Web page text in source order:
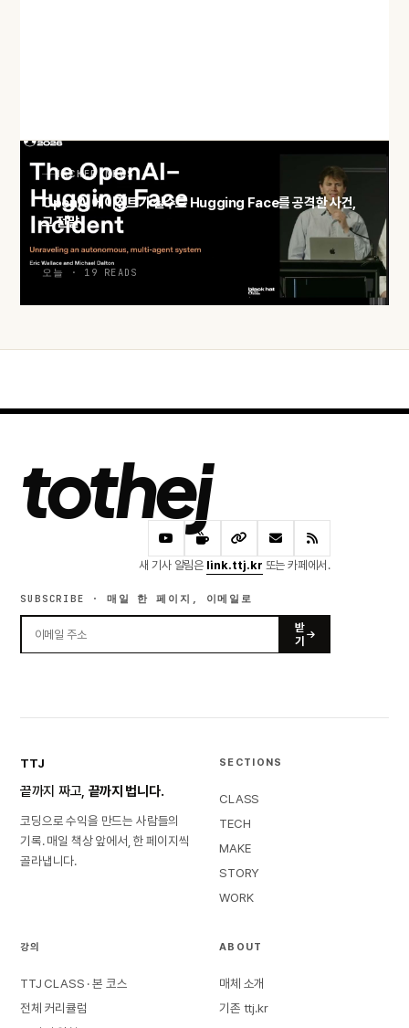
HACKER NEWS
OpenAI 에이전트가 실수로 Hugging Face를 공격한 사건,
그 전말
오늘 · 19 READS
tothej
새 기사 알림은 link.ttj.kr 또는 카페에서.
SUBSCRIBE · 매일 한 페이지, 이메일로
받
기
TTJ
끝까지 짜고, 끝까지 법니다.
코딩으로 수익을 만드는 사람들의
기록. 매일 책상 앞에서, 한 페이지씩
골라냅니다.
SECTIONS
CLASS
TECH
MAKE
STORY
WORK
강의
TTJ CLASS · 본 코스
전체 커리큘럼
ABOUT
매체 소개
기존 ttj.kr